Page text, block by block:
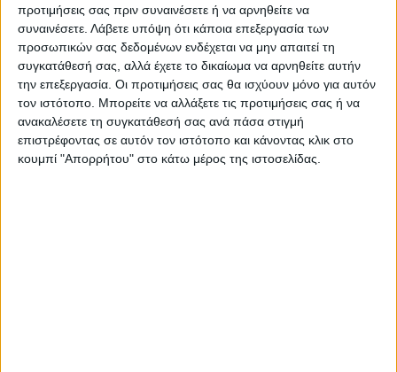
προτιμήσεις σας πριν συναινέσετε ή να αρνηθείτε να
συναινέσετε. Λάβετε υπόψη ότι κάποια επεξεργασία των
προσωπικών σας δεδομένων ενδέχεται να μην απαιτεί τη
συγκατάθεσή σας, αλλά έχετε το δικαίωμα να αρνηθείτε αυτήν
την επεξεργασία. Οι προτιμήσεις σας θα ισχύουν μόνο για αυτόν
τον ιστότοπο. Μπορείτε να αλλάξετε τις προτιμήσεις σας ή να
ανακαλέσετε τη συγκατάθεσή σας ανά πάσα στιγμή
επιστρέφοντας σε αυτόν τον ιστότοπο και κάνοντας κλικ στο
κουμπί "Απορρήτου" στο κάτω μέρος της ιστοσελίδας.
ΘΕΜΑ ΤΗΣ ΗΜΕΡΑΣ
Αν μπορούσατε να φύγετε τώρα για
διακοπές θα προτιμούσατε βουνό ή
θάλασσα;